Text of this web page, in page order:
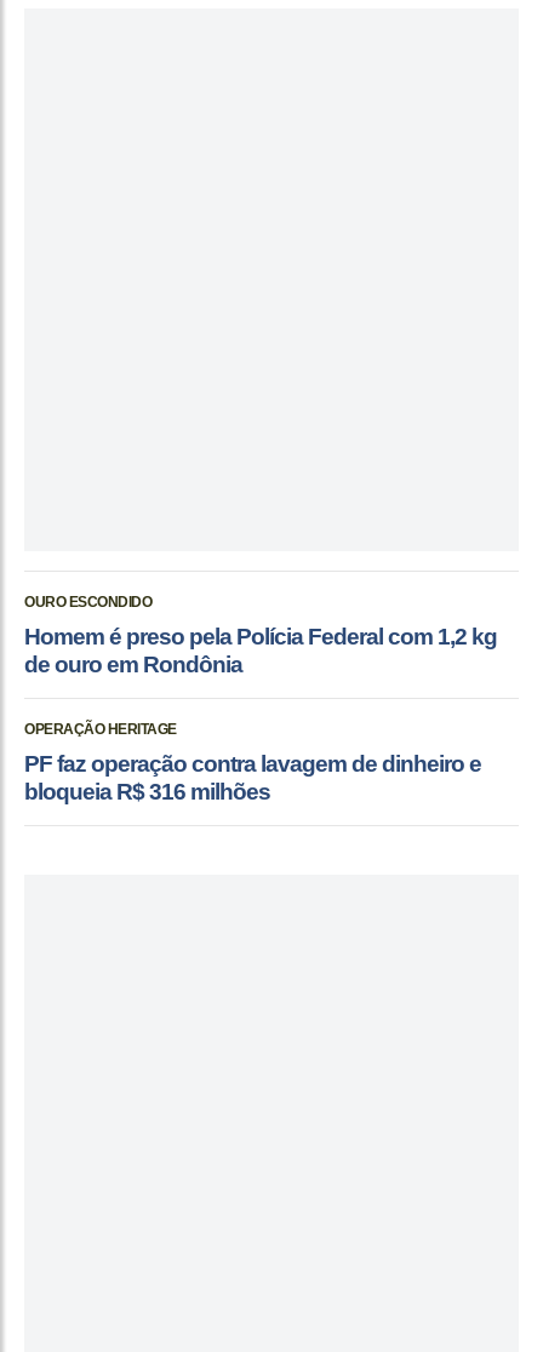
OURO ESCONDIDO
Homem é preso pela Polícia Federal com 1,2 kg
de ouro em Rondônia
OPERAÇÃO HERITAGE
PF faz operação contra lavagem de dinheiro e
bloqueia R$ 316 milhões